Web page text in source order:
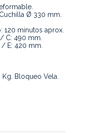
Ø 330 mm.
minutos aprox.
C: 490 mm.
E: 420 mm.
Bloqueo Vela.